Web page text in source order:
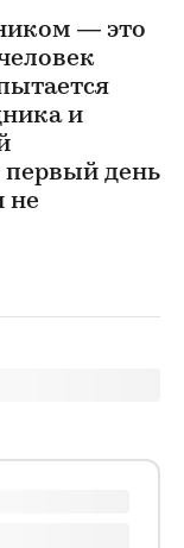
— это
и
день
не